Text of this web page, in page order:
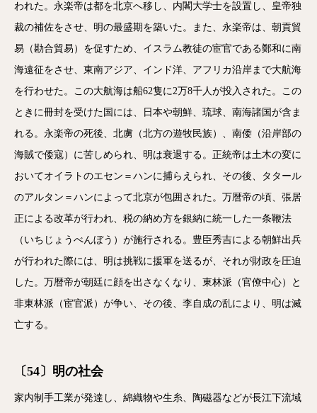
われた。永楽帝は都を北京へ移し、内閣大学士を設置し、皇帝独
裁の補佐をさせ、明の最盛期を築いた。また、永楽帝は、朝貢貿
易（勘合貿易）を促すため、イスラム教徒の宦官である鄭和に南
海遠征をさせ、東南アジア、インド洋、アフリカ沿岸まで大航海
を行わせた。この大航海は船62隻に2万8千人が投入された。この
ときに冊封を受けた国には、日本や朝鮮、琉球、南海諸国が含ま
れる。永楽帝の死後、北虜（北方の遊牧民族）、南倭（沿岸部の
海賊で倭寇）に苦しめられ、明は衰退する。正統帝は土木の変に
おいてオイラトのエセン＝ハンに捕らえられ、その後、タタール
のアルタン＝ハンによって北京が包囲された。万暦帝の頃、張居
正による改革が行われ、税の納め方を銀納に統一した一条鞭法
（いちじょうべんぼう）が施行される。豊臣秀吉による朝鮮出兵
が行われた際には、明は挑戦に援軍を送るが、それが財政を圧迫
した。万暦帝が朝廷に顔を出さなくなり、東林派（官僚中心）と
非東林派（宦官派）が争い、その後、李自成の乱により、明は滅
亡する。
〔54〕明の社会
家内制手工業が発達し、綿織物や生糸、陶磁器などが長江下流域